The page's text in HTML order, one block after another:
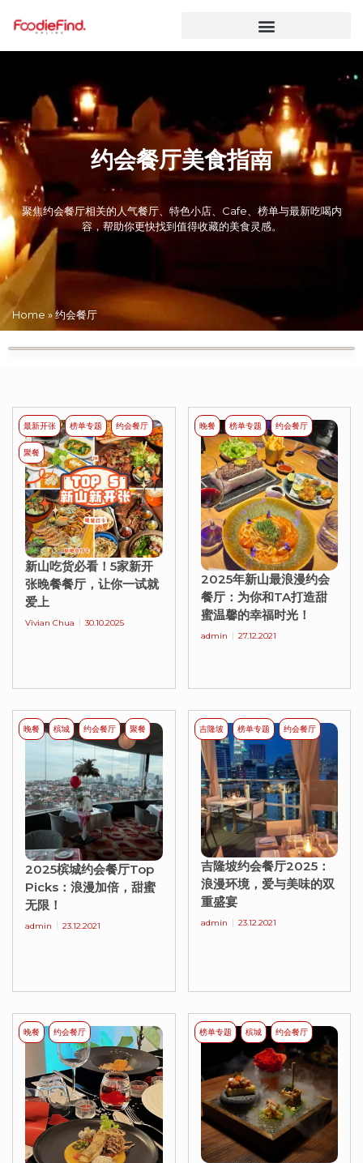
约会餐厅美食指南
聚焦约会餐厅相关的人气餐厅、特色小店、Cafe、榜单与最新吃喝内
容，帮助你更快找到值得收藏的美食灵感。
Home »约会餐厅
新山吃货必看！5家新开
张晚餐餐厅，让你一试就
爱上
Vivian Chua 30.10.2025
最新开张 榜单专题 约会餐厅
聚餐
2025年新山最浪漫约会
餐厅：为你和TA打造甜
蜜温馨的幸福时光！
admin 27.12.2021
晚餐 榜单专题 约会餐厅
2025槟城约会餐厅Top
Picks：浪漫加倍，甜蜜
无限！
admin 23.12.2021
晚餐 槟城 约会餐厅 聚餐
吉隆坡约会餐厅2025：
浪漫环境，爱与美味的双
重盛宴
admin 23.12.2021
吉隆坡 榜单专题 约会餐厅
晚餐 约会餐厅 榜单专题 槟城 约会餐厅